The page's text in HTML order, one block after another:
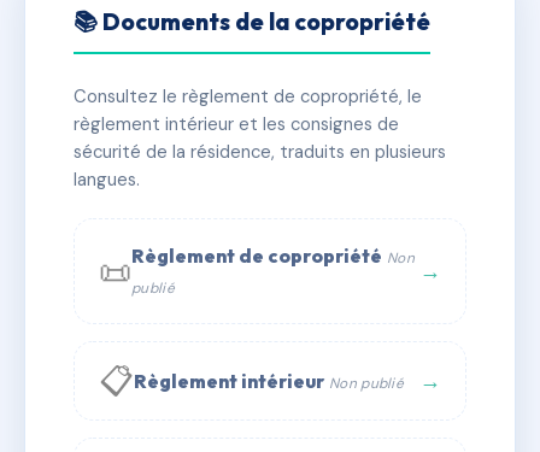
217 rue championnet - 75018
paris
📍 217 r championnet 75018 Paris
✓ Immatriculée 🏠 63 lots 🏗 1 bâtiment(s)
📞 Contacter Syndic Digital 💬 WhatsApp
✉ Email
📚 Documents de la copropriété
Consultez le règlement de copropriété, le
règlement intérieur et les consignes de
sécurité de la résidence, traduits en plusieurs
langues.
📜Règlement de copropriété Non
publié
→
📋Règlement intérieur Non publié →